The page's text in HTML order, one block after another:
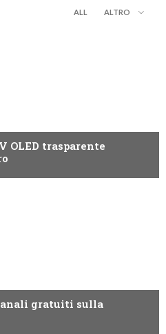
ALL ALTRO
OLED trasparente
gratuiti sulla